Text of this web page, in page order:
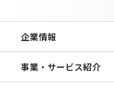
企業情報
事業・サービス紹介